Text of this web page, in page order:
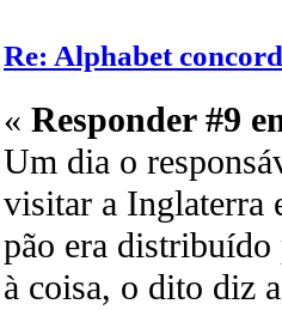
Re: Alphabet
« Responder #9
Um dia o
visitar a Inglaterra
pão era distribuído
à coisa, o dito diz